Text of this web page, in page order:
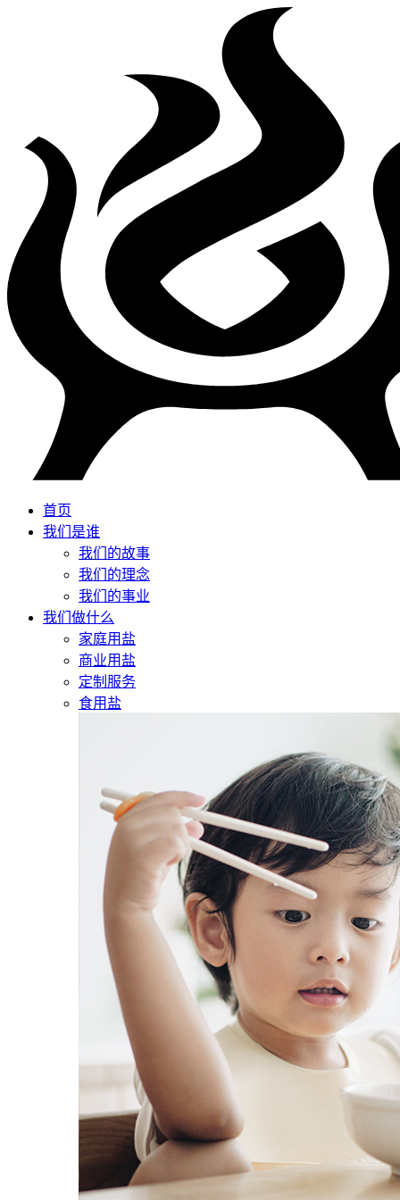
首页
我们是谁
我们的故事
我们的理念
我们的事业
我们做什么
家庭用盐
商业用盐
定制服务
食用盐